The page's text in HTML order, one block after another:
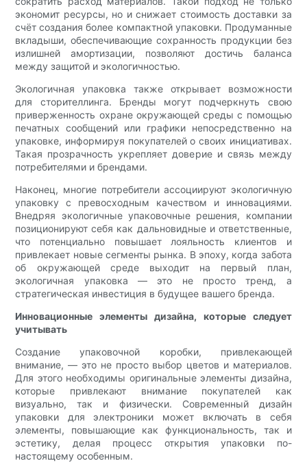
экономит ресурсы, но и снижает стоимость доставки за
счёт создания более компактной упаковки. Продуманные
вкладыши, обеспечивающие сохранность продукции без
излишней амортизации, позволяют достичь баланса
между защитой и экологичностью.
Экологичная упаковка также открывает возможности
для сторителлинга. Бренды могут подчеркнуть свою
приверженность охране окружающей среды с помощью
печатных сообщений или графики непосредственно на
упаковке, информируя покупателей о своих инициативах.
Такая прозрачность укрепляет доверие и связь между
потребителями и брендами.
Наконец, многие потребители ассоциируют экологичную
упаковку с превосходным качеством и инновациями.
Внедряя экологичные упаковочные решения, компании
позиционируют себя как дальновидные и ответственные,
что потенциально повышает лояльность клиентов и
привлекает новые сегменты рынка. В эпоху, когда забота
об окружающей среде выходит на первый план,
экологичная упаковка — это не просто тренд, а
стратегическая инвестиция в будущее вашего бренда.
Инновационные элементы дизайна, которые следует
учитывать
Создание упаковочной коробки, привлекающей
внимание, — это не просто выбор цветов и материалов.
Для этого необходимы оригинальные элементы дизайна,
которые привлекают внимание покупателей как
визуально, так и физически. Современный дизайн
упаковки для электроники может включать в себя
элементы, повышающие как функциональность, так и
эстетику, делая процесс открытия упаковки по-
настоящему особенным.